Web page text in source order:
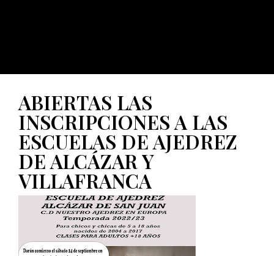
ABIERTAS LAS
INSCRIPCIONES A LAS
ESCUELAS DE AJEDREZ
DE ALCÁZAR Y
VILLAFRANCA